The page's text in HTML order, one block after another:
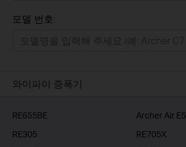
기업용
모델 번호:
와이파이 증폭기
RE655BE
Archer Air E5
RE305
RE705X